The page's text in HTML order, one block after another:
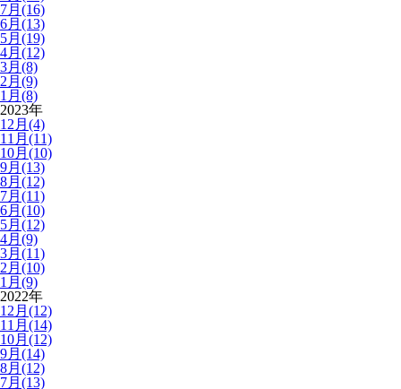
7月(16)
6月(13)
5月(19)
4月(12)
3月(8)
2月(9)
1月(8)
2023年
12月(4)
11月(11)
10月(10)
9月(13)
8月(12)
7月(11)
6月(10)
5月(12)
4月(9)
3月(11)
2月(10)
1月(9)
2022年
12月(12)
11月(14)
10月(12)
9月(14)
8月(12)
7月(13)